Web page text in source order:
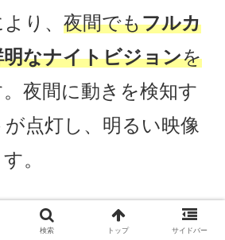
り、 夜間でもフルカ
なナイトビジョンを
夜間に動きを検知す
点灯し、明るい映像
。
で全体を捉えつつ、
検索 トップ サイドバー